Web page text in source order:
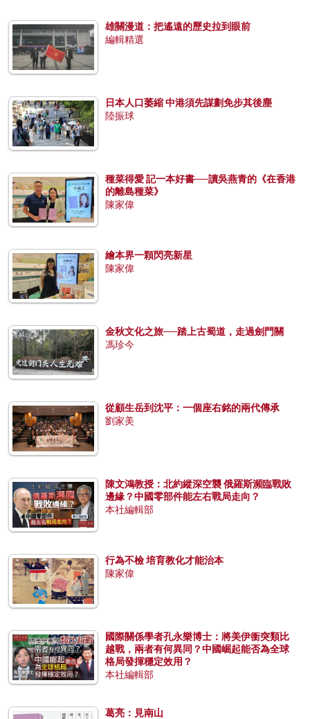
雄關漫道：把遙遠的歷史拉到眼前
編輯精選
日本人口萎縮 中港須先謀劃免步其後塵
陸振球
種菜得愛 記一本好書──讀吳燕青的《在香港
的離島種菜》
陳家偉
繪本界一顆閃亮新星
陳家偉
金秋文化之旅──踏上古蜀道，走過劍門關
馮珍今
從顧生岳到沈平：一個座右銘的兩代傳承
劉家美
陳文鴻教授：北約縱深空襲 俄羅斯瀕臨戰敗
邊緣？中國零部件能左右戰局走向？
本社編輯部
行為不檢 培育教化才能治本
陳家偉
國際關係學者孔永樂博士：將美伊衝突類比
越戰，兩者有何異同？中國崛起能否為全球
格局發揮穩定效用？
本社編輯部
葛亮：見南山